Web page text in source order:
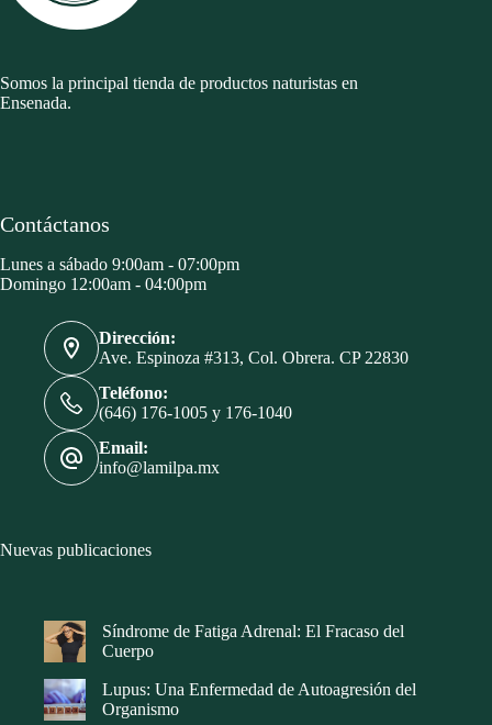
Somos la principal tienda de productos naturistas en
Ensenada.
Contáctanos
Lunes a sábado 9:00am - 07:00pm
Domingo 12:00am - 04:00pm
Dirección:
Ave. Espinoza #313, Col. Obrera. CP 22830
Teléfono:
(646) 176-1005 y 176-1040
Email:
info@lamilpa.mx
Nuevas publicaciones
Síndrome de Fatiga Adrenal: El Fracaso del
Cuerpo
Lupus: Una Enfermedad de Autoagresión del
Organismo